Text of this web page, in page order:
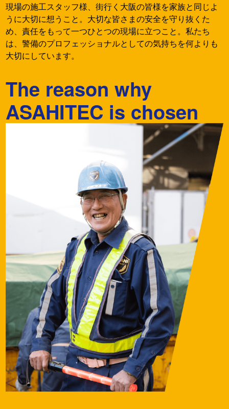
現場の施工スタッフ様、街行く大阪の皆様を家族と同じよ
うに大切に想うこと。大切な皆さまの安全を守り抜くた
め、責任をもって一つひとつの現場に立つこと。私たち
は、警備のプロフェッショナルとしての気持ちを何よりも
大切にしています。
The reason why
ASAHITEC is chosen